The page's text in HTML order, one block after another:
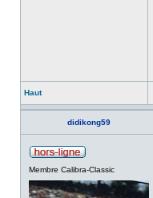
Haut
didikong59
Membre Calibra-Classic